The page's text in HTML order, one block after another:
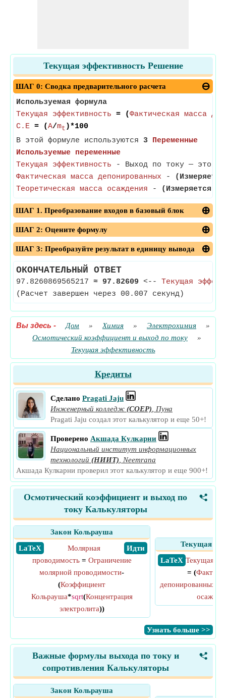
Текущая эффективность Решение
ШАГ 0: Сводка предварительного расчета
Используемая формула
Текущая эффективность = (Фактическая масса
C.E = (A/mt )*100
В этой формуле используются 3 Переменные
Используемые переменные
Текущая эффективность - Выход по току — это
Фактическая масса депонированных -
Теоретическая масса осаждения - (Измеряется в
ШАГ 1. Преобразование входов в базовый блок
ШАГ 2: Оцените формулу
ШАГ 3: Преобразуйте результат в единицу вывода
ОКОНЧАТЕЛЬНЫЙ ОТВЕТ
97.8260869565217 ≈ 97.82609 <-- Текущая
(Расчет завершен через 00.007 секунд)
Вы здесь - Дом » Химия » Электрохимия
»
Осмотический коэффициент и выход по току
»
Текущая эффективность
Кредиты
Сделано Pragati Jaju
Инженерный колледж (COEP)
Пуна
Pragati Jaju создал этот калькулятор и еще 50+!
Проверено Акшада Кулкарни
Национальный институт информационных
технологий (НИИТ)
Neemrana
Акшада Кулкарни проверил этот калькулятор и еще 900+!
<
Осмотический коэффициент и выход по
току Калькуляторы
Закон Кольрауша
​ LaTeX
​ Идти
Молярная
проводимость= Ограничение
молярной проводимости-
(Коэффициент
Кольрауша*sqrt(Концентрация
электролита))
Текущая
​ LaTeX Текущая
= (
депонированных
​Узнать больше >>
<
Важные формулы выхода по току и
сопротивления Калькуляторы
Закон Кольрауша